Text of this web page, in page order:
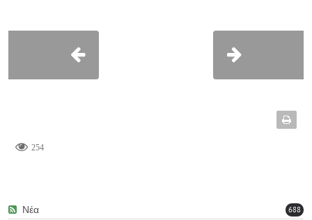
254
688
Νέα